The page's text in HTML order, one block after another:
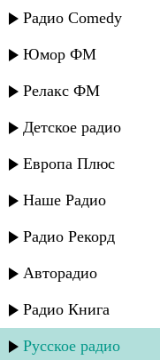
Радио Comedy
Юмор ФМ
Релакс ФМ
Детское радио
Европа Плюс
Наше Радио
Радио Рекорд
Авторадио
Радио Книга
Русское радио
Рустам
Рустам
Рустам
Иза
Признание
Рустам
- Глаза любви